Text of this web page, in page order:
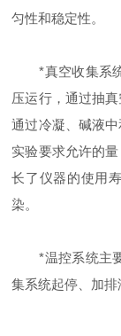
匀性和稳定性。
*真空收集系统
压运行，通过抽
通过冷凝、碱液
实验要求允许的
长了仪器的使用
染。
*温控系统主要
集系统起停、加排